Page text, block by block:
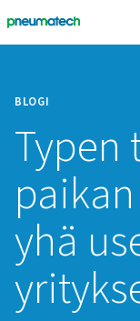
BLOGI
yhä